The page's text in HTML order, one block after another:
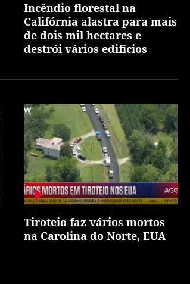
Incêndio florestal na
Califórnia alastra para mais
de dois mil hectares e
destrói vários edifícios
Tiroteio faz vários mortos
na Carolina do Norte, EUA